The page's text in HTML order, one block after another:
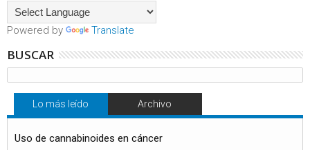
Powered by Translate
BUSCAR
Lo más leído Archivo
Uso de cannabinoides en cáncer